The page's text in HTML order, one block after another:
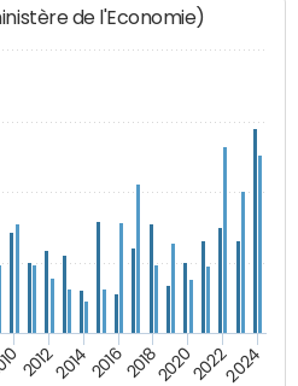
de l'Economie)
2012201420162018202020222024